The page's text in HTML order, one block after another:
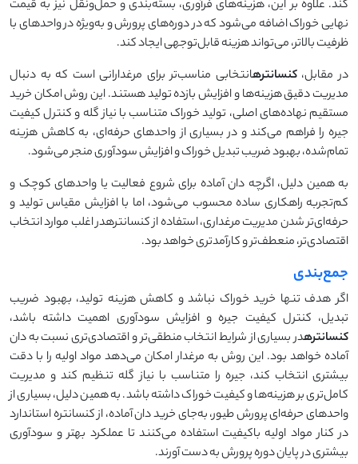
کند. علاوه بر این، هزینه‌های فرآوری، بسته‌بندی و حمل‌ونقل نیز به قیمت
نهایی خوراک اضافه می‌شود که در دوره‌های پرورش و به‌ویژه در واحدهای با
ظرفیت بالاتر، می‌تواند هزینه قابل‌توجهی ایجاد کند.
در مقابل،کنسانترهانتخابی مناسب‌تر برای مرغدارانی است که به دنبال
مدیریت دقیق هزینه‌ها و افزایش بازده تولید هستند. این روش امکان خرید
مستقیم نهاده‌های اصلی، تولید خوراک متناسب با نیاز گله و کنترل کیفیت
جیره را فراهم می‌کند و در بسیاری از واحدهای حرفه‌ای، به کاهش هزینه
تمام‌شده، بهبود ضریب تبدیل خوراک و افزایش سودآوری منجر می‌شود.
به همین دلیل، اگرچه دان آماده برای شروع فعالیت یا واحدهای کوچک و
کم‌تجربه راهکاری ساده محسوب می‌شود، اما با افزایش مقیاس تولید و
حرفه‌ای‌تر شدن مدیریت مرغداری، استفاده از کنسانترهدر اغلب موارد انتخاب
اقتصادی‌تر، منعطف‌تر و کارآمدتری خواهد بود.
جمع‌بندی
اگر هدف تنها خرید خوراک نباشد و کاهش هزینه تولید، بهبود ضریب
تبدیل، کنترل کیفیت جیره و افزایش سودآوری اهمیت داشته باشد،
کنسانترهدر بسیاری از شرایط انتخاب منطقی‌تر و اقتصادی‌تری نسبت به دان
آماده خواهد بود. این روش به مرغدار امکان می‌دهد مواد اولیه را با دقت
بیشتری انتخاب کند، جیره را متناسب با نیاز گله تنظیم کند و مدیریت
کامل‌تری بر هزینه‌ها و کیفیت خوراک داشته باشد. به همین دلیل، بسیاری از
واحدهای حرفه‌ای پرورش طیور، به‌جای خرید دان آماده، از کنسانتره استاندارد
در کنار مواد اولیه باکیفیت استفاده می‌کنند تا عملکرد بهتر و سودآوری
بیشتری در پایان دوره پرورش به دست آورند.